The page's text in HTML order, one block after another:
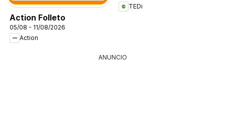
Action Folleto
05/08 - 11/08/2026
Action
TEDi
ANUNCIO